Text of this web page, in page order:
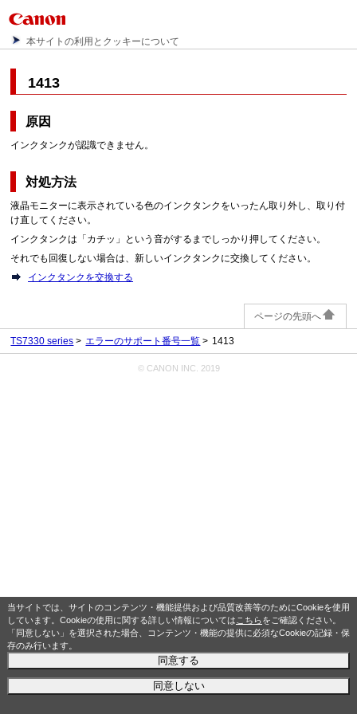
当サイトでは、サイトのコンテンツ・機能提供および品質改善等のためにCookieを使用
しています。Cookieの使用に関する詳しい情報については こちらをご確認ください。
「同意しない」を選択された場合、コンテンツ・機能の提供に必須なCookieの記録・保
存のみ行います。
同意する
同意しない
本サイトの利用とクッキーについて
1413
原因
インクタンクが認識できません。
対処方法
液晶モニターに表示されている色のインクタンクをいったん取り外し、取り付
け直してください。
インクタンクは「カチッ」という音がするまでしっかり押してください。
それでも回復しない場合は、新しいインクタンクに交換してください。
インクタンクを交換する
ページの先頭へ
TS7330 series エラーのサポート番号一覧 1413
© CANON INC. 2019